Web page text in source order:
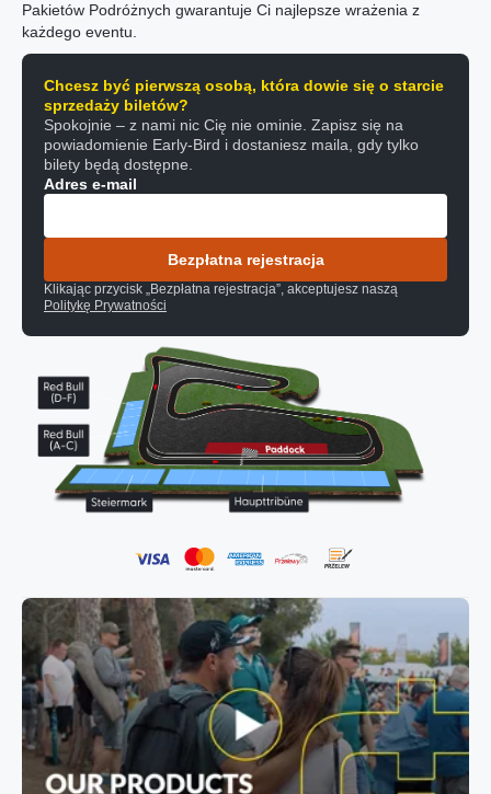
Pakietów Podróżnych gwarantuje Ci najlepsze wrażenia z
każdego eventu.
Chcesz być pierwszą osobą, która dowie się o starcie
sprzedaży biletów?
Spokojnie – z nami nic Cię nie ominie. Zapisz się na
powiadomienie Early-Bird i dostaniesz maila, gdy tylko
bilety będą dostępne.
Adres e-mail
Bezpłatna rejestracja
Klikając przycisk „Bezpłatna rejestracja”, akceptujesz naszą
Politykę Prywatności